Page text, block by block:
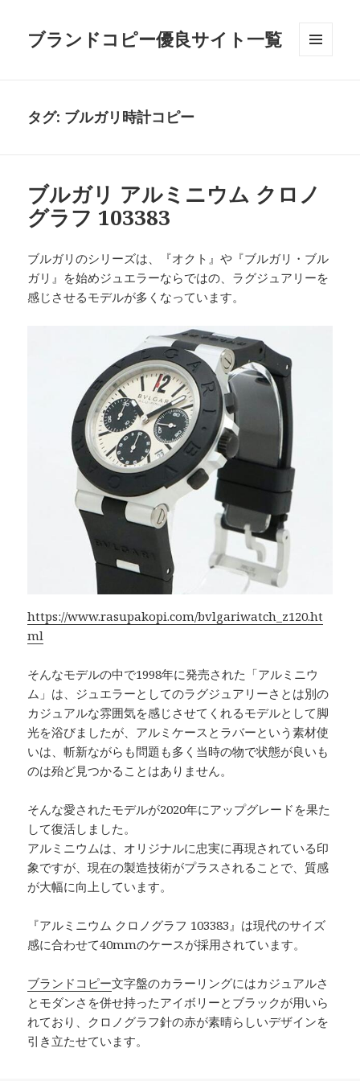
ブランドコピー優良サイト一覧
タグ: ブルガリ時計コピー
ブルガリ アルミニウム クロノ
グラフ 103383
ブルガリのシリーズは、『オクト』や『ブルガリ・ブル
ガリ』を始めジュエラーならではの、ラグジュアリーを
感じさせるモデルが多くなっています。
https://www.rasupakopi.com/bvlgariwatch_z120.ht
ml
そんなモデルの中で1998年に発売された「アルミニウ
ム」は、ジュエラーとしてのラグジュアリーさとは別の
カジュアルな雰囲気を感じさせてくれるモデルとして脚
光を浴びましたが、アルミケースとラバーという素材使
いは、斬新ながらも問題も多く当時の物で状態が良いも
のは殆ど見つかることはありません。
そんな愛されたモデルが2020年にアップグレードを果た
して復活しました。
アルミニウムは、オリジナルに忠実に再現されている印
象ですが、現在の製造技術がプラスされることで、質感
が大幅に向上しています。
『アルミニウム クロノグラフ 103383』は現代のサイズ
感に合わせて40mmのケースが採用されています。
ブランドコピー文字盤のカラーリングにはカジュアルさ
とモダンさを併せ持ったアイボリーとブラックが用いら
れており、クロノグラフ針の赤が素晴らしいデザインを
引き立たせています。